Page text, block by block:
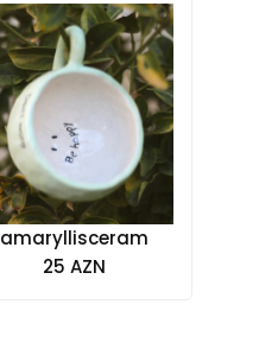
amaryllisceram
25 AZN